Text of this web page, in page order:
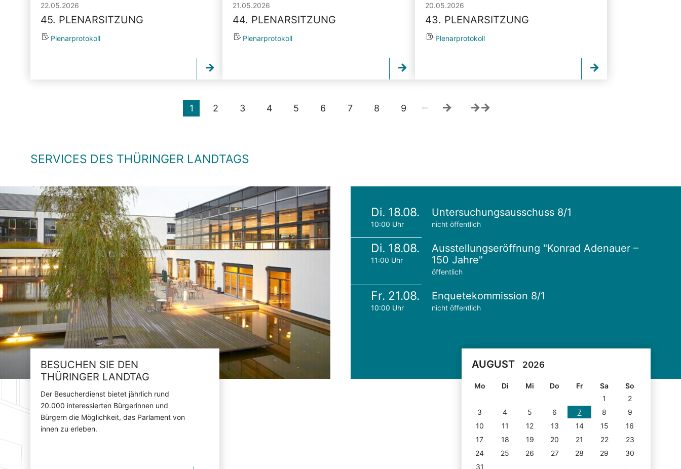
22.05.2026
45. PLENARSITZUNG
Plenarprotokoll
21.05.2026
44. PLENARSITZUNG
Plenarprotokoll
20.05.2026
43. PLENARSITZUNG
Plenarprotokoll
1 2 3 4 5 6 7 8 9 …
SERVICES DES THÜRINGER LANDTAGS
BESUCHEN SIE DEN
THÜRINGER LANDTAG
Der Besucherdienst bietet jährlich rund
20.000 interessierten Bürgerinnen und
Bürgern die Möglichkeit, das Parlament von
innen zu erleben.
Di. 18.08.
10:00 Uhr
Untersuchungsausschuss 8/1
nicht öffentlich
Di. 18.08.
11:00 Uhr
Ausstellungseröffnung "Konrad Adenauer –
150 Jahre"
öffentlich
Fr. 21.08.
10:00 Uhr
Enquetekommission 8/1
nicht öffentlich
AUGUST 2026
Mo Di Mi Do Fr Sa
So
1
2
3
4 5 6 7 8
9
10
11 12 13 14 15
16
17
18 19 20 21 22
23
24
25 26 27 28 29
30
31